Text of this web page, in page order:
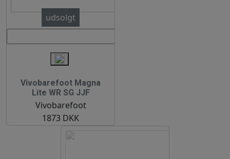
udsolgt
Vivobarefoot Magna
Lite WR SG JJF
Vivobarefoot
1873 DKK